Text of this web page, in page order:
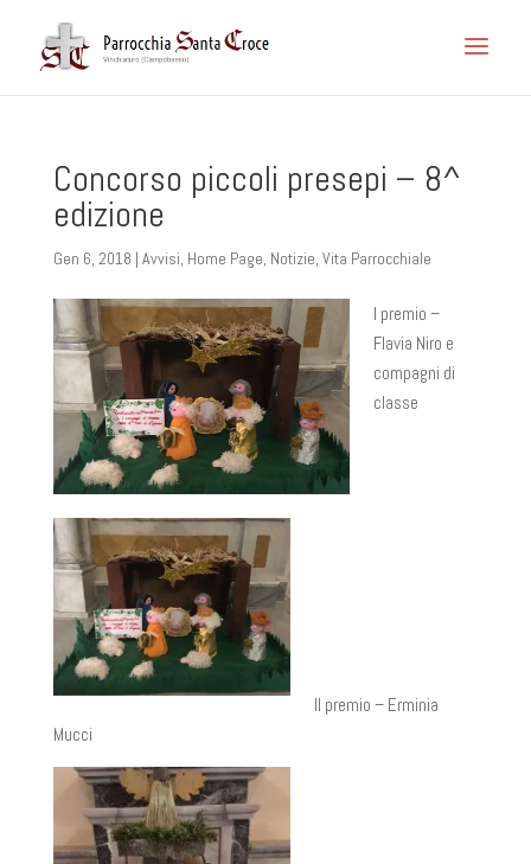
Concorso piccoli presepi – 8^
edizione
Gen 6, 2018 | Avvisi, Home Page, Notizie, Vita Parrocchiale
I premio –
Flavia Niro e
compagni di
classe
II premio – Erminia
Mucci